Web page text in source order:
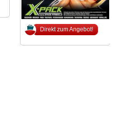
Direkt zum Angebot!